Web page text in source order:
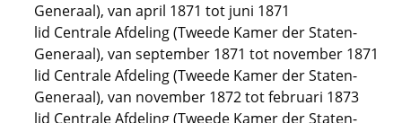
Generaal), van april 1871 tot juni 1871
lid Centrale Afdeling (Tweede Kamer der Staten-
Generaal), van september 1871 tot november 1871
lid Centrale Afdeling (Tweede Kamer der Staten-
Generaal), van november 1872 tot februari 1873
lid Centrale Afdeling (Tweede Kamer der Staten-